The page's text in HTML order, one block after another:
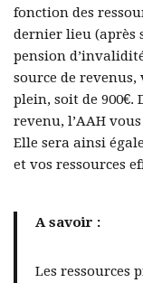
fonction des
dernier lieu (après
pension
source de revenus,
plein, soit de 900€.
revenu, l’AAH
Elle sera ainsi
et vos ressources
A savoir :
Les ressources